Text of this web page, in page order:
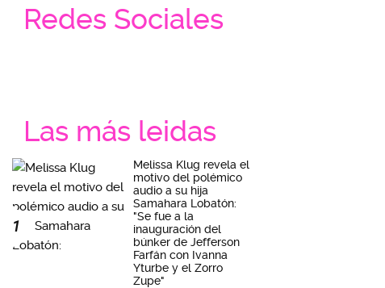
Redes Sociales
Las más leidas
1
Melissa Klug revela el
motivo del polémico
audio a su hija
Samahara Lobatón:
"Se fue a la
inauguración del
búnker de Jefferson
Farfán con Ivanna
Yturbe y el Zorro
Zupe"